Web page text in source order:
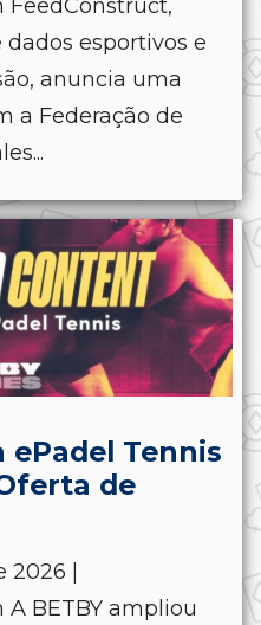
FeedConstruct,
esportivos e
anuncia uma
a Federação de
ePadel Tennis
de
|
BETBY ampliou